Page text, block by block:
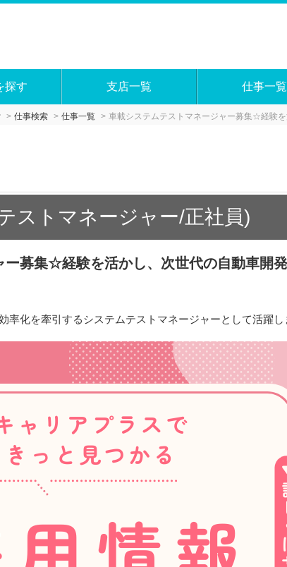
探す 支店一覧 仕事一覧
仕事検索 仕事一覧 車載システムテストマネージャー募集☆経験
ストマネージャー/正社員)
ー募集☆経験を活かし、次世代の自動車開
率化を牽引するシステムテストマネージャーとして活躍